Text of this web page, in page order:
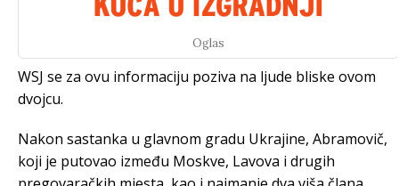
Oglas
WSJ se za ovu informaciju poziva na ljude bliske ovom
dvojcu.
Nakon sastanka u glavnom gradu Ukrajine, Abramovič,
koji je putovao između Moskve, Lavova i drugih